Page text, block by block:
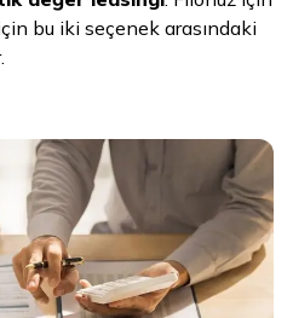
bu iki seçenek arasındaki